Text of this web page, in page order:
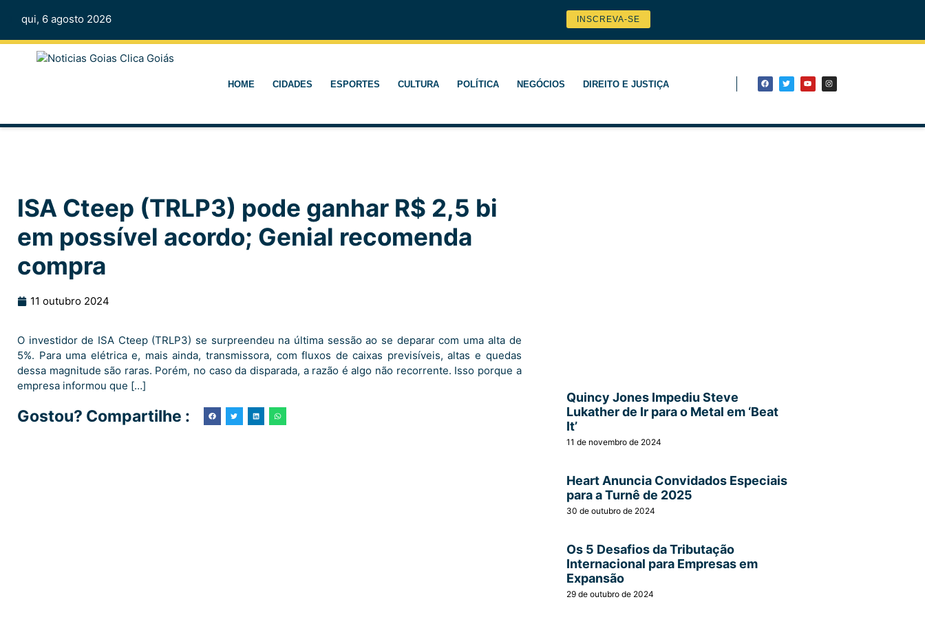
qui, 6 agosto 2026 INSCREVA-SE
HOME CIDADES ESPORTES CULTURA POLÍTICA NEGÓCIOS DIREITO E JUSTIÇA
ISA Cteep (TRLP3) pode ganhar R$ 2,5 bi
em possível acordo; Genial recomenda
compra
11 outubro 2024
O investidor de ISA Cteep (TRLP3) se surpreendeu na última sessão ao se deparar com uma alta de
5%. Para uma elétrica e, mais ainda, transmissora, com fluxos de caixas previsíveis, altas e quedas
dessa magnitude são raras. Porém, no caso da disparada, a razão é algo não recorrente. Isso porque a
empresa informou que […]
Gostou? Compartilhe :
Quincy Jones Impediu Steve
Lukather de Ir para o Metal em ‘Beat
It’
11 de novembro de 2024
Heart Anuncia Convidados Especiais
para a Turnê de 2025
30 de outubro de 2024
Os 5 Desafios da Tributação
Internacional para Empresas em
Expansão
29 de outubro de 2024